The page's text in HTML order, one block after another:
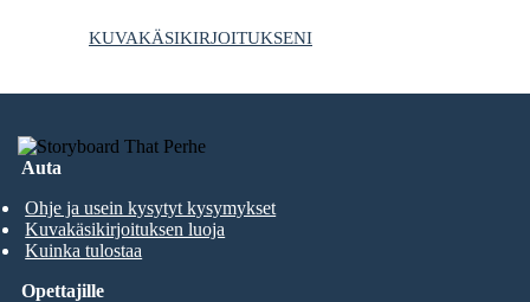
KUVAKÄSIKIRJOITUKSENI
Auta
Ohje ja usein kysytyt kysymykset
Kuvakäsikirjoituksen luoja
Kuinka tulostaa
Opettajille